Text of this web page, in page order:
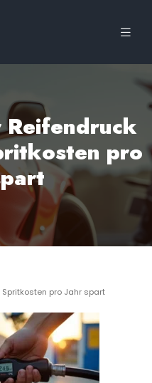
pro
pro Jahr spart